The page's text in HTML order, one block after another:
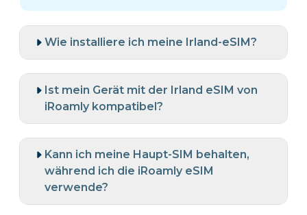
Wie installiere ich meine Irland-eSIM?
Ist mein Gerät mit der Irland eSIM von
iRoamly kompatibel?
Kann ich meine Haupt-SIM behalten,
während ich die iRoamly eSIM
verwende?